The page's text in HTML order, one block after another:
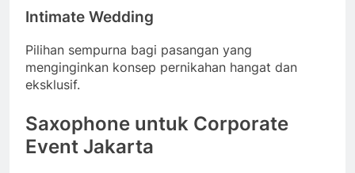
Intimate Wedding
Pilihan sempurna bagi pasangan yang
menginginkan konsep pernikahan hangat dan
eksklusif.
Saxophone untuk Corporate
Event Jakarta